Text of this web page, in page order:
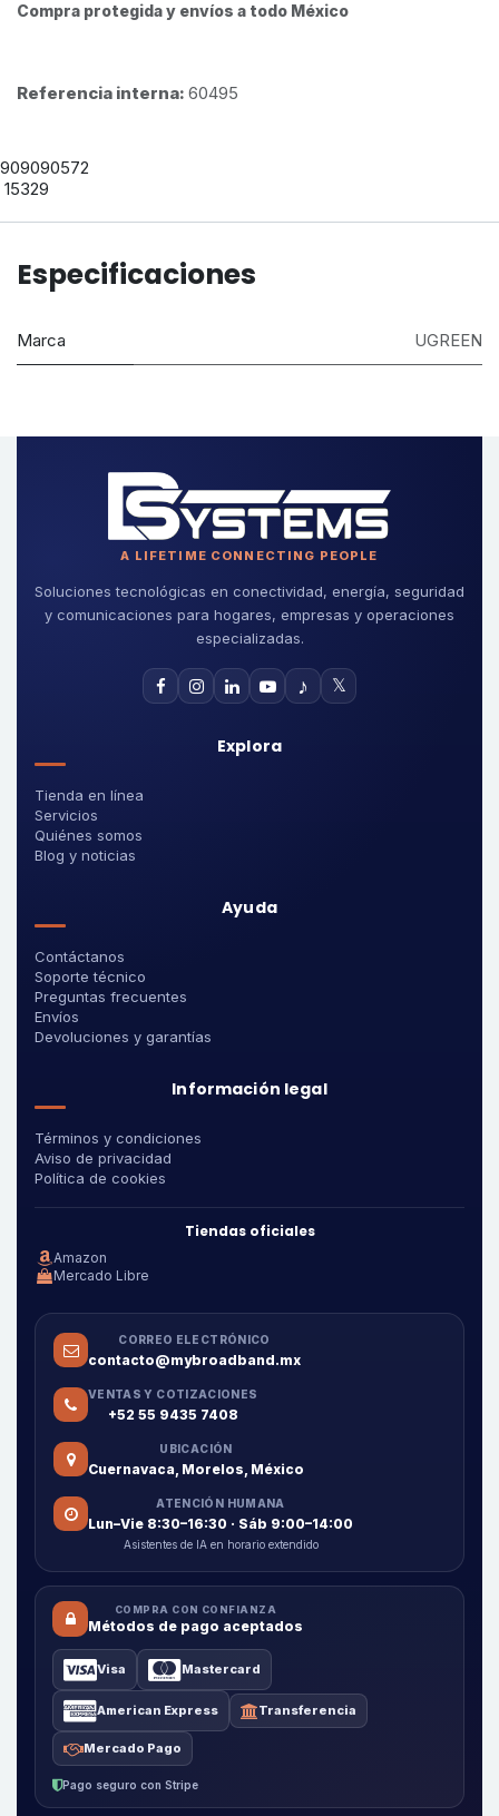
Compra protegida y envíos a todo México
Referencia interna: 60495
909090572
15329
Especificaciones
Marca UGREEN
A LIFETIME CONNECTING PEOPLE
Soluciones tecnológicas en conectividad, energía, seguridad
y comunicaciones para hogares, empresas y operaciones
especializadas.
♪ 𝕏
Explora
Tienda en línea
Servicios
Quiénes somos
Blog y noticias
Ayuda
Contáctanos
Soporte técnico
Preguntas frecuentes
Envíos
Devoluciones y garantías
Información legal
Términos y condiciones
Aviso de privacidad
Política de cookies
Tiendas oficiales
Amazon
Mercado Libre
CORREO ELECTRÓNICO
contacto@mybroadband.mx
VENTAS Y COTIZACIONES
+52 55 9435 7408
UBICACIÓN
Cuernavaca, Morelos, México
ATENCIÓN HUMANA
Lun–Vie 8:30–16:30 · Sáb 9:00–14:00
Asistentes de IA en horario extendido
COMPRA CON CONFIANZA
Métodos de pago aceptados
Visa Mastercard
American Express Transferencia
Mercado Pago
Pago seguro con Stripe